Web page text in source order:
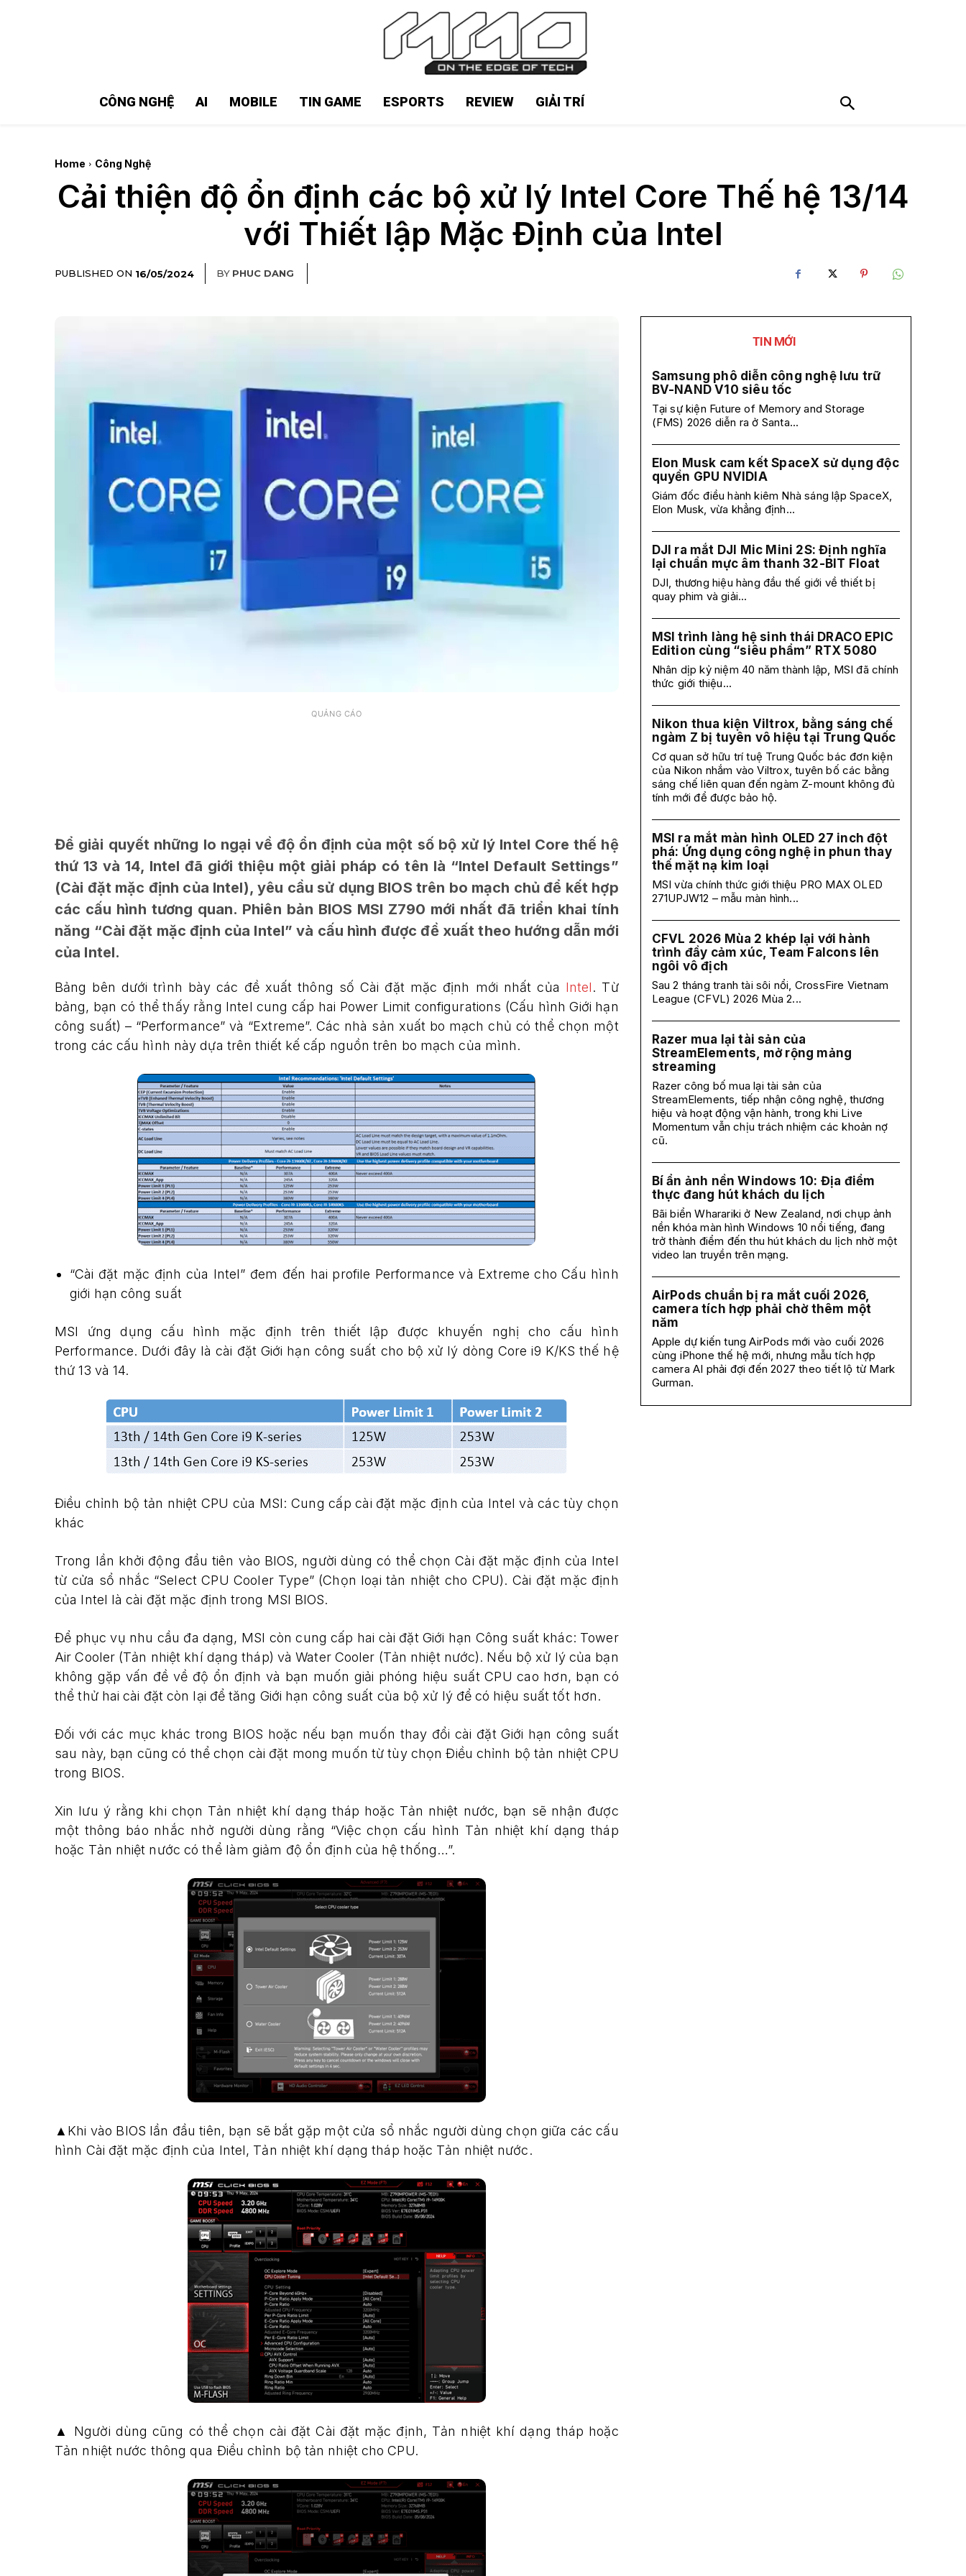
CÔNG NGHỆ AI MOBILE TIN GAME ESPORTS REVIEW GIẢI TRÍ
Home Công Nghệ
Cải thiện độ ổn định các bộ xử lý Intel Core Thế hệ 13/14
với Thiết lập Mặc Định của Intel
PUBLISHED ON 16/05/2024 BY PHUC DANG
QUẢNG CÁO
Để giải quyết những lo ngại về độ ổn định của một số bộ xử lý Intel Core thế hệ
thứ 13 và 14, Intel đã giới thiệu một giải pháp có tên là “Intel Default Settings”
(Cài đặt mặc định của Intel), yêu cầu sử dụng BIOS trên bo mạch chủ để kết hợp
các cấu hình tương quan. Phiên bản BIOS MSI Z790 mới nhất đã triển khai tính
năng “Cài đặt mặc định của Intel” và cấu hình được đề xuất theo hướng dẫn mới
của Intel.
Bảng bên dưới trình bày các đề xuất thông số Cài đặt mặc định mới nhất của Intel. Từ
bảng, bạn có thể thấy rằng Intel cung cấp hai Power Limit configurations (Cấu hình Giới hạn
công suất) – “Performance” và “Extreme”. Các nhà sản xuất bo mạch chủ có thể chọn một
trong các cấu hình này dựa trên thiết kế cấp nguồn trên bo mạch của mình.
“Cài đặt mặc định của Intel” đem đến hai profile Performance và Extreme cho Cấu hình
giới hạn công suất
MSI ứng dụng cấu hình mặc định trên thiết lập được khuyến nghị cho cấu hình
Performance. Dưới đây là cài đặt Giới hạn công suất cho bộ xử lý dòng Core i9 K/KS thế hệ
thứ 13 và 14.
Điều chỉnh bộ tản nhiệt CPU của MSI: Cung cấp cài đặt mặc định của Intel và các tùy chọn
khác
Trong lần khởi động đầu tiên vào BIOS, người dùng có thể chọn Cài đặt mặc định của Intel
từ cửa sổ nhắc “Select CPU Cooler Type” (Chọn loại tản nhiệt cho CPU). Cài đặt mặc định
của Intel là cài đặt mặc định trong MSI BIOS.
Để phục vụ nhu cầu đa dạng, MSI còn cung cấp hai cài đặt Giới hạn Công suất khác: Tower
Air Cooler (Tản nhiệt khí dạng tháp) và Water Cooler (Tản nhiệt nước). Nếu bộ xử lý của bạn
không gặp vấn đề về độ ổn định và bạn muốn giải phóng hiệu suất CPU cao hơn, bạn có
thể thử hai cài đặt còn lại để tăng Giới hạn công suất của bộ xử lý để có hiệu suất tốt hơn.
Đối với các mục khác trong BIOS hoặc nếu bạn muốn thay đổi cài đặt Giới hạn công suất
sau này, bạn cũng có thể chọn cài đặt mong muốn từ tùy chọn Điều chỉnh bộ tản nhiệt CPU
trong BIOS.
Xin lưu ý rằng khi chọn Tản nhiệt khí dạng tháp hoặc Tản nhiệt nước, bạn sẽ nhận được
một thông báo nhắc nhở người dùng rằng “Việc chọn cấu hình Tản nhiệt khí dạng tháp
hoặc Tản nhiệt nước có thể làm giảm độ ổn định của hệ thống…”.
▲Khi vào BIOS lần đầu tiên, bạn sẽ bắt gặp một cửa sổ nhắc người dùng chọn giữa các cấu
hình Cài đặt mặc định của Intel, Tản nhiệt khí dạng tháp hoặc Tản nhiệt nước.
▲ Người dùng cũng có thể chọn cài đặt Cài đặt mặc định, Tản nhiệt khí dạng tháp hoặc
Tản nhiệt nước thông qua Điều chỉnh bộ tản nhiệt cho CPU.
TIN MỚI
Samsung phô diễn công nghệ lưu trữ
BV-NAND V10 siêu tốc
Tại sự kiện Future of Memory and Storage
(FMS) 2026 diễn ra ở Santa...
Elon Musk cam kết SpaceX sử dụng độc
quyền GPU NVIDIA
Giám đốc điều hành kiêm Nhà sáng lập SpaceX,
Elon Musk, vừa khẳng định...
DJI ra mắt DJI Mic Mini 2S: Định nghĩa
lại chuẩn mực âm thanh 32-BIT Float
DJI, thương hiệu hàng đầu thế giới về thiết bị
quay phim và giải...
MSI trình làng hệ sinh thái DRACO EPIC
Edition cùng “siêu phẩm” RTX 5080
Nhân dịp kỷ niệm 40 năm thành lập, MSI đã chính
thức giới thiệu...
Nikon thua kiện Viltrox, bằng sáng chế
ngàm Z bị tuyên vô hiệu tại Trung Quốc
Cơ quan sở hữu trí tuệ Trung Quốc bác đơn kiện
của Nikon nhắm vào Viltrox, tuyên bố các bằng
sáng chế liên quan đến ngàm Z-mount không đủ
tính mới để được bảo hộ.
MSI ra mắt màn hình OLED 27 inch đột
phá: Ứng dụng công nghệ in phun thay
thế mặt nạ kim loại
MSI vừa chính thức giới thiệu PRO MAX OLED
271UPJW12 – mẫu màn hình...
CFVL 2026 Mùa 2 khép lại với hành
trình đầy cảm xúc, Team Falcons lên
ngôi vô địch
Sau 2 tháng tranh tài sôi nổi, CrossFire Vietnam
League (CFVL) 2026 Mùa 2...
Razer mua lại tài sản của
StreamElements, mở rộng mảng
streaming
Razer công bố mua lại tài sản của
StreamElements, tiếp nhận công nghệ, thương
hiệu và hoạt động vận hành, trong khi Live
Momentum vẫn chịu trách nhiệm các khoản nợ
cũ.
Bí ẩn ảnh nền Windows 10: Địa điểm
thực đang hút khách du lịch
Bãi biển Wharariki ở New Zealand, nơi chụp ảnh
nền khóa màn hình Windows 10 nổi tiếng, đang
trở thành điểm đến thu hút khách du lịch nhờ một
video lan truyền trên mạng.
AirPods chuẩn bị ra mắt cuối 2026,
camera tích hợp phải chờ thêm một
năm
Apple dự kiến tung AirPods mới vào cuối 2026
cùng iPhone thế hệ mới, nhưng mẫu tích hợp
camera AI phải đợi đến 2027 theo tiết lộ từ Mark
Gurman.